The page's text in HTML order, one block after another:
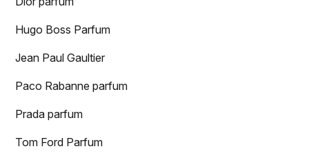
Hugo Boss Parfum
Jean Paul Gaultier
Paco Rabanne parfum
Prada parfum
Tom Ford Parfum